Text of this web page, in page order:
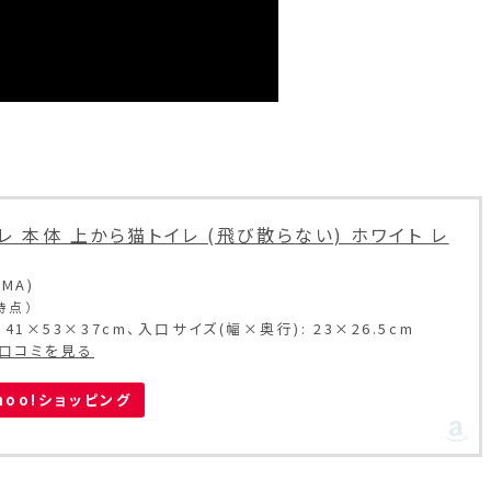
本体 上から猫トイレ (飛び散らない) ホワイト レ
）
41×53×37cm、入口サイズ(幅×奥行): 23×26.5cm
コミを見る
ショッピング